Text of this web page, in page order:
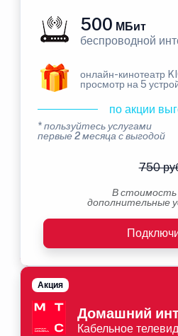
500 МБит
беспроводной
онлайн-кинотеатр
просмотр на 5
по акции
* пользуйтесь услугами
первые 2 месяца с выгодой
750
В
дополнительные
Домашний
Кабельное
Акция